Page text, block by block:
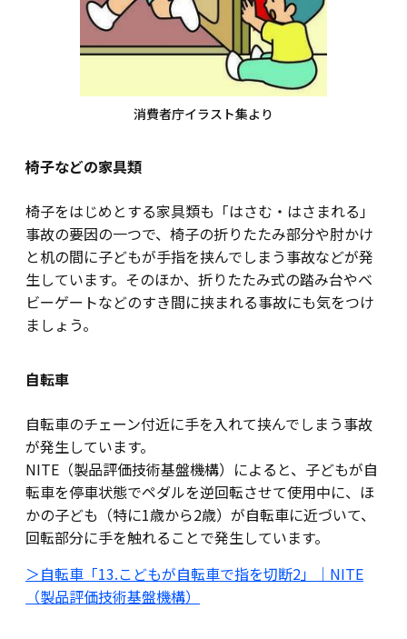
消費者庁イラスト集より
椅子などの家具類
椅子をはじめとする家具類も「はさむ・はさまれる」
事故の要因の一つで、椅子の折りたたみ部分や肘かけ
と机の間に子どもが手指を挟んでしまう事故などが発
生しています。そのほか、折りたたみ式の踏み台やベ
ビーゲートなどのすき間に挟まれる事故にも気をつけ
ましょう。
自転車
自転車のチェーン付近に手を入れて挟んでしまう事故
が発生しています。
NITE（製品評価技術基盤機構）によると、子どもが自
転車を停車状態でペダルを逆回転させて使用中に、ほ
かの子ども（特に1歳から2歳）が自転車に近づいて、
回転部分に手を触れることで発生しています。
＞自転車「13.こどもが自転車で指を切断2」｜NITE
（製品評価技術基盤機構）